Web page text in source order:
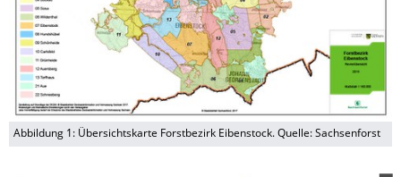
Abbildung 1: Übersichtskarte Forstbezirk Eibenstock. Quelle: Sachsenforst